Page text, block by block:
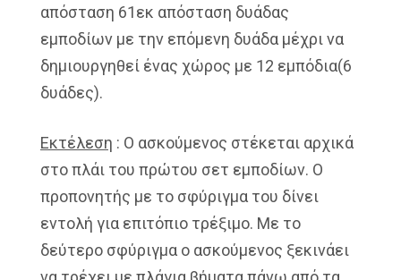
απόσταση 61εκ απόσταση δυάδας
εμποδίων με την επόμενη δυάδα μέχρι να
δημιουργηθεί ένας χώρος με 12 εμπόδια(6
δυάδες).
Εκτέλεση : Ο ασκούμενος στέκεται αρχικά
στο πλάι του πρώτου σετ εμποδίων. Ο
προπονητής με το σφύριγμα του δίνει
εντολή για επιτόπιο τρέξιμο. Με το
δεύτερο σφύριγμα ο ασκούμενος ξεκινάει